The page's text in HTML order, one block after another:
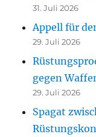
31. Juli 2026
Appell für
29. Juli 2026
gegen
29. Juli 2026
Spagat